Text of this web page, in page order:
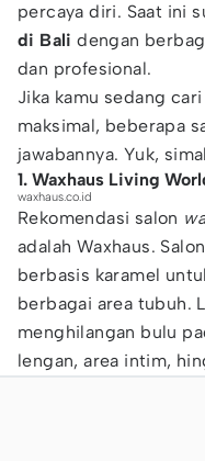
percaya diri. Saat ini
di Balidengan
dan profesional.
Jika kamu sedang
maksimal, beberapa
jawabannya. Yuk,
1. Waxhaus Living
waxhaus.co.id
Rekomendasi salon
adalah Waxhaus. Salon
berbasis karamel
berbagai area tubuh.
menghilangan bulu
lengan, area intim,